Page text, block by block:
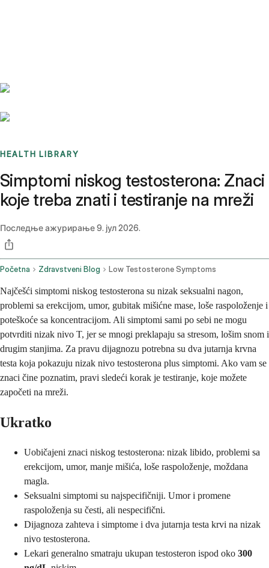
HEALTH LIBRARY
Simptomi niskog testosterona: Znaci
koje treba znati i testiranje na mreži
Последње ажурирање9. јул 2026.
Početna Zdravstveni Blog Low Testosterone Symptoms
Najčešći simptomi niskog testosterona su nizak seksualni nagon,
problemi sa erekcijom, umor, gubitak mišićne mase, loše raspoloženje i
poteškoće sa koncentracijom. Ali simptomi sami po sebi ne mogu
potvrditi nizak nivo T, jer se mnogi preklapaju sa stresom, lošim snom i
drugim stanjima. Za pravu dijagnozu potrebna su dva jutarnja krvna
testa koja pokazuju nizak nivo testosterona plus simptomi. Ako vam se
znaci čine poznatim, pravi sledeći korak je testiranje, koje možete
započeti na mreži.
Ukratko
Uobičajeni znaci niskog testosterona: nizak libido, problemi sa
erekcijom, umor, manje mišića, loše raspoloženje, moždana
magla.
Seksualni simptomi su najspecifičniji. Umor i promene
raspoloženja su česti, ali nespecifični.
Dijagnoza zahteva i simptome i dva jutarnja testa krvi na nizak
nivo testosterona.
Lekari generalno smatraju ukupan testosteron ispod oko 300